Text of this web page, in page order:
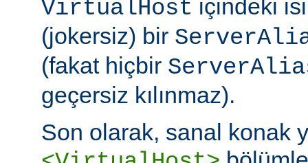
VirtualHost içindeki
(jokersiz) bir
(fakat hiçbir
geçersiz kılınmaz).
Son olarak, sanal konak